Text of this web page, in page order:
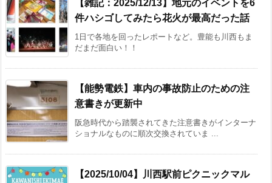
【雑記：2025/12/13】地元のイベントを6
件ハシゴしてみたら花火が最高だった話
1日で各地を回ったレポートなど。豊能も川西もま
だまだ面白い！！
【能勢電鉄】車内の事故防止のための注
意書きが更新中
阪急時代から踏襲されてきた注意書きがインターナ
ショナルなものに順次交換されていま ...
【2025/10/04】川西駅前ピクニックマル